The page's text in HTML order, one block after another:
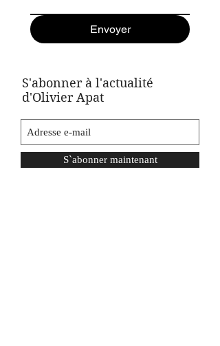
Envoyer
S'abonner à l'actualité
d'Olivier Apat
S`abonner maintenant